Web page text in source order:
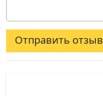
Отправить отзыв